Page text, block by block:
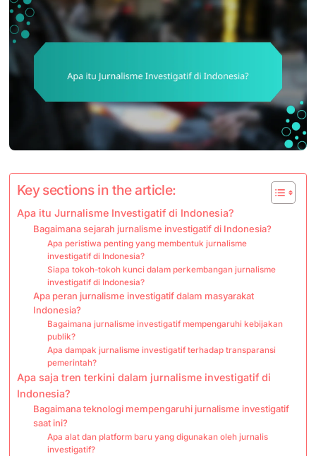
Key sections in the article:
Apa itu Jurnalisme Investigatif di Indonesia?
Bagaimana sejarah jurnalisme investigatif di Indonesia?
Apa peristiwa penting yang membentuk jurnalisme
investigatif di Indonesia?
Siapa tokoh-tokoh kunci dalam perkembangan jurnalisme
investigatif di Indonesia?
Apa peran jurnalisme investigatif dalam masyarakat
Indonesia?
Bagaimana jurnalisme investigatif mempengaruhi kebijakan
publik?
Apa dampak jurnalisme investigatif terhadap transparansi
pemerintah?
Apa saja tren terkini dalam jurnalisme investigatif di
Indonesia?
Bagaimana teknologi mempengaruhi jurnalisme investigatif
saat ini?
Apa alat dan platform baru yang digunakan oleh jurnalis
investigatif?